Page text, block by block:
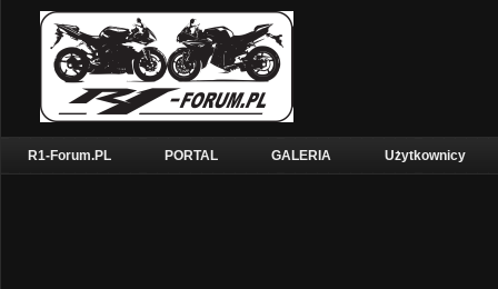
R1-Forum.PL PORTAL GALERIA Użytkownicy